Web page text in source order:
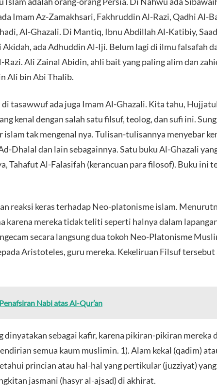
Imam Az-Zamakhsari, Fakhruddin Al-Razi, Qadhi Al-
Al-Ghazali. Di Mantiq, Ibnu Abdillah Al-Katibiy,
ada Adhuddin Al-Iji. Belum lagi di ilmu falsafah
Razi. Ali Zainal Abidin, ahli bait yang paling alim dan
Ali bin Abi Thalib.
di tasawwuf ada juga Imam Al-Ghazali. Kita tahu,
kenal dengan salah satu filsuf, teolog, dan sufi ini.
tak mengenal nya. Tulisan-tulisannya menyebar
Dhalal dan lain sebagainnya. Satu buku Al-Ghazali
Tahafut Al-Falasifah (kerancuan para filosof). Buku ini
reaksi keras terhadap Neo-platonisme islam.
karena mereka tidak teliti seperti halnya dalam
secara langsung dua tokoh Neo-Platonisme
Aristoteles, guru mereka. Kekeliruan Filsuf tersebut
Nabi atas Al-Qur’an
sebagai kafir, karena pikiran-pikiran mereka
semua kaum muslimin. 1). Alam kekal (qadim)
princian atau hal-hal yang pertikular (juzziyat)
jasmani (hasyr al-ajsad) di akhirat.